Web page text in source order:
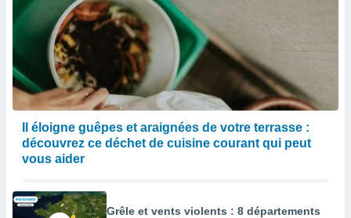
Il éloigne guêpes et araignées de votre terrasse :
découvrez ce déchet de cuisine courant qui peut
vous aider
Grêle et vents violents : 8 départements